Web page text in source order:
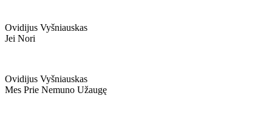
Ovidijus Vyšniauskas
Jei Nori
Ovidijus Vyšniauskas
Mes Prie Nemuno Užaugę